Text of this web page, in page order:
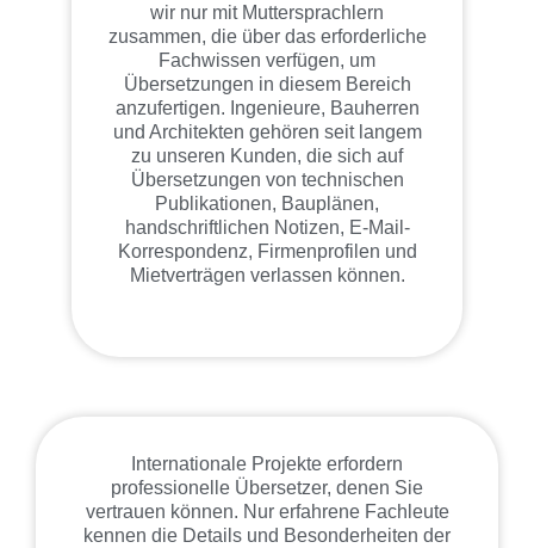
wir nur mit Muttersprachlern
zusammen, die über das erforderliche
Fachwissen verfügen, um
Übersetzungen in diesem Bereich
anzufertigen. Ingenieure, Bauherren
und Architekten gehören seit langem
zu unseren Kunden, die sich auf
Übersetzungen von technischen
Publikationen, Bauplänen,
handschriftlichen Notizen, E-Mail-
Korrespondenz, Firmenprofilen und
Mietverträgen verlassen können.
Internationale Projekte erfordern
professionelle Übersetzer, denen Sie
vertrauen können. Nur erfahrene Fachleute
kennen die Details und Besonderheiten der